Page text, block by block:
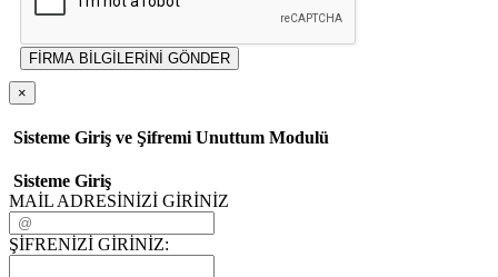
FİRMA BİLGİLERİNİ GÖNDER
×
Sisteme Giriş ve Şifremi Unuttum Modulü
Sisteme Giriş
MAİL ADRESİNİZİ GİRİNİZ
ŞİFRENİZİ GİRİNİZ: